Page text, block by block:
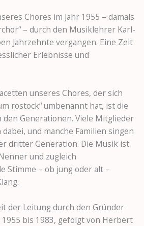
Chores im Jahr 1955 – damals
– durch den Musiklehrer Karl-
Jahrzehnte vergangen. Eine Zeit
Erlebnisse und
unseres Chores, der sich
rostock“ umbenannt hat, ist die
Generationen. Viele Mitglieder
und manche Familien singen
dritter Generation. Die Musik ist
und zugleich
Stimme – ob jung oder alt –
der Leitung durch den Gründer
bis 1983, gefolgt von Herbert